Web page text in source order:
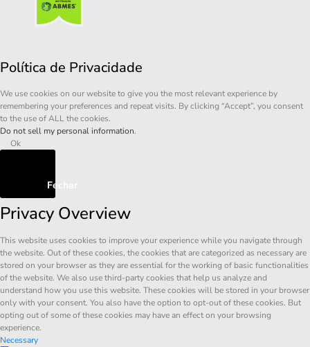
Política de Privacidade
We use cookies on our website to give you the most relevant experience by
remembering your preferences and repeat visits. By clicking “Accept”, you consent
to the use of ALL the cookies.
Do not sell my personal information.
Ok
Fechar
Privacy Overview
This website uses cookies to improve your experience while you navigate through
the website. Out of these cookies, the cookies that are categorized as necessary are
stored on your browser as they are essential for the working of basic functionalities
of the website. We also use third-party cookies that help us analyze and
understand how you use this website. These cookies will be stored in your browser
only with your consent. You also have the option to opt-out of these cookies. But
opting out of some of these cookies may have an effect on your browsing
experience.
Necessary